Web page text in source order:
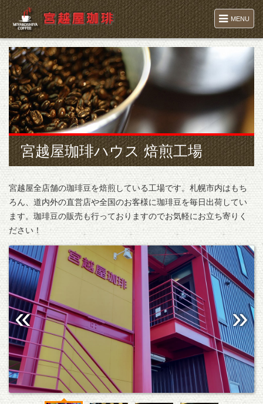
MENU
宮越屋珈琲ハウス 焙煎工場
宮越屋全店舗の珈琲豆を焙煎している工場です。札幌市内はもち
ろん、道内外の直営店や全国のお客様に珈琲豆を毎日出荷してい
ます。珈琲豆の販売も行っておりますのでお気軽にお立ち寄りく
ださい！